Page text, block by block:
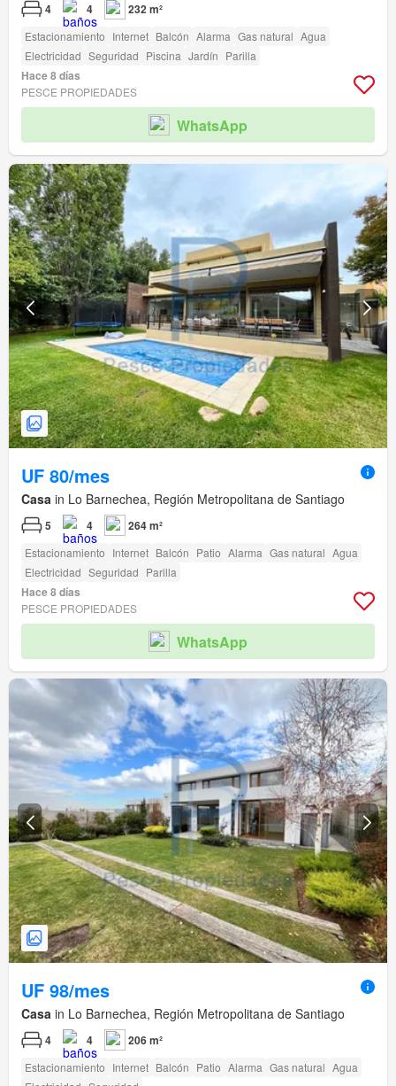
4 4 232 m²
Estacionamiento Internet Balcón Alarma Gas natural Agua
Electricidad Seguridad Piscina Jardín Parilla
Hace 8 días
PESCE PROPIEDADES
WhatsApp
UF 80/mes
Casa in Lo Barnechea, Región Metropolitana de Santiago
5 4 264 m²
Estacionamiento Internet Balcón Patio Alarma Gas natural Agua
Electricidad Seguridad Parilla
Hace 8 días
PESCE PROPIEDADES
WhatsApp
UF 98/mes
Casa in Lo Barnechea, Región Metropolitana de Santiago
4 4 206 m²
Estacionamiento Internet Balcón Patio Alarma Gas natural Agua